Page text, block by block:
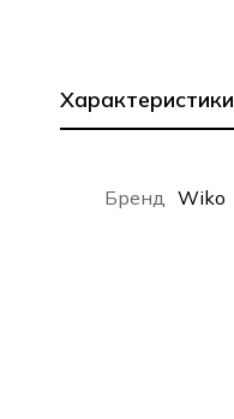
Характеристики
Бренд Wiko